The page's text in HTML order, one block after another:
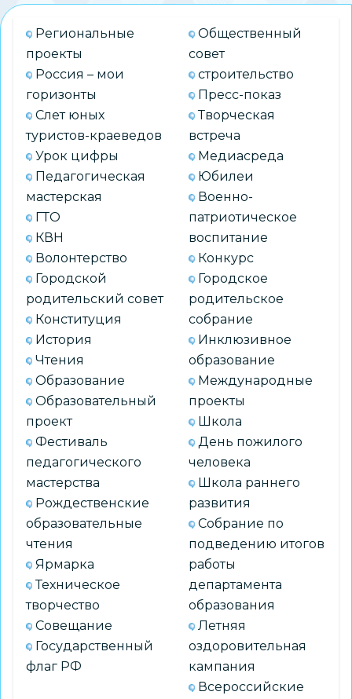
астрономический
форум
«СибАстро-2025»
Региональные
проекты
Россия – мои
горизонты
Слет юных
туристов-краеведов
Урок цифры
Педагогическая
мастерская
ГТО
КВН
Волонтерство
Городской
родительский совет
Конституция
История
Чтения
Образование
Образовательный
проект
Фестиваль
педагогического
мастерства
Рождественские
образовательные
чтения
Ярмарка
Техническое
творчество
Совещание
Государственный
флаг РФ
Общественный
совет
строительство
Пресс-показ
Творческая
встреча
Медиасреда
Юбилеи
Военно-
патриотическое
воспитание
Конкурс
Городское
родительское
собрание
Инклюзивное
образование
Международные
проекты
Школа
День пожилого
человека
Школа раннего
развития
Собрание по
подведению итогов
работы
департамента
образования
Летняя
оздоровительная
кампания
Всероссийские